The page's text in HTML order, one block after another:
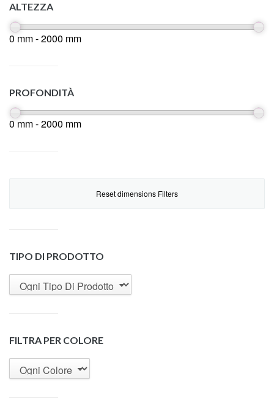
ALTEZZA
0 mm - 2000 mm
PROFONDITÀ
0 mm - 2000 mm
Reset dimensions Filters
TIPO DI PRODOTTO
FILTRA PER COLORE